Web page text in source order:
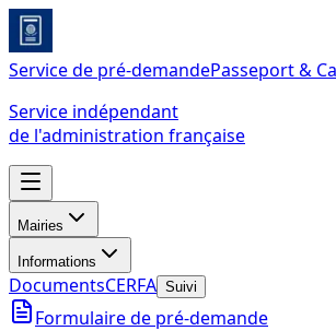
Service de pré-demandePasseport &
Service indépendant
de l'administration française
Mairies
Informations
DocumentsCERFA Suivi
Formulaire de pré-demande